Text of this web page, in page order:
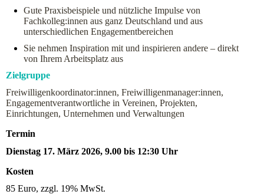
Gute Praxisbeispiele und nützliche Impulse von
Fachkolleg:innen aus ganz Deutschland und aus
unterschiedlichen Engagementbereichen
Sie nehmen Inspiration mit und inspirieren andere – direkt
von Ihrem Arbeitsplatz aus
Zielgruppe
Freiwilligenkoordinator:innen, Freiwilligenmanager:innen,
Engagementverantwortliche in Vereinen, Projekten,
Einrichtungen, Unternehmen und Verwaltungen
Termin
Dienstag 17. März 2026, 9.00 bis 12:30 Uhr
Kosten
85 Euro, zzgl. 19% MwSt.